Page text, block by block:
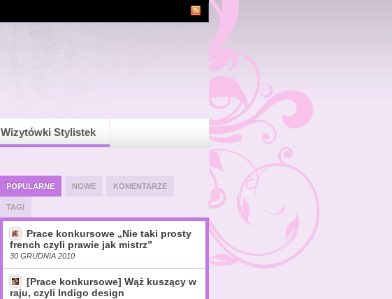
Wizytówki Stylistek
POPULARNE NOWE KOMENTARZE
TAGI
Prace konkursowe „Nie taki prosty
french czyli prawie jak mistrz”
30 GRUDNIA 2010
[Prace konkursowe] Wąż kuszący w
raju, czyli Indigo design